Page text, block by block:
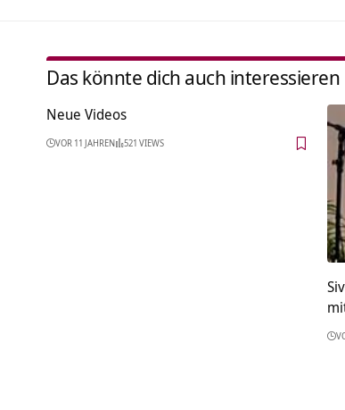
Das könnte dich auch interessieren
Neue Videos
VOR 11 JAHREN 521 VIEWS